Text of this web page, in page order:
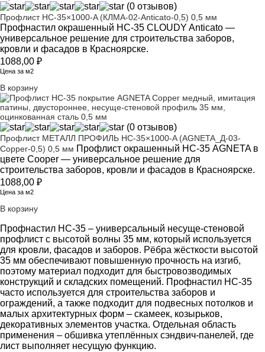
(0 отзывов)
Профлист НС-35×1000-A (КЛМА-02-Anticato-0,5) 0,5 мм
Профнастил окрашенный НС-35 CLOUDY Anticato —
универсальное решение для строительства заборов,
кровли и фасадов в Красноярске.
1088,00 ₽
Цена за м2
В корзину
(0 отзывов)
Профлист МЕТАЛЛ ПРОФИЛЬ НС-35×1000-A (AGNETA_Д-03-
Copper-0,5) 0,5 мм Профлист окрашенный НС-35 AGNETA в
цвете Cooper — универсальное решение для
строительства заборов, кровли и фасадов в Красноярске.
1088,00 ₽
Цена за м2
В корзину
Профнастил НС-35 – универсальный несуще-стеновой
профлист с высотой волны 35 мм, который используется
для кровли, фасадов и заборов. Рёбра жёсткости высотой
35 мм обеспечивают повышенную прочность на изгиб,
поэтому материал подходит для быстровозводимых
конструкций и складских помещений. Профнастил НС-35
часто используется для строительства заборов и
ограждений, а также подходит для подвесных потолков и
малых архитектурных форм – скамеек, козырьков,
декоративных элементов участка. Отдельная область
применения – обшивка утеплённых сэндвич-панелей, где
лист выполняет несущую функцию.